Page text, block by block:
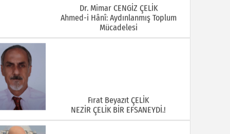
Dr. Mimar CENGİZ ÇELİK
Ahmed-i Hânî: Aydınlanmış Toplum
Mücadelesi
Fırat Beyazıt ÇELİK
NEZİR ÇELİK BİR EFSANEYDİ.!